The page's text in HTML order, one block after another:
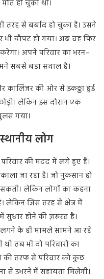
मौतहोचुकीथी।
तरहसेबर्बादहोचुकाहै।उसने
भीचौपटहोगया। अबवहफिर
करेगा। अपनेपरिवारकाभरन–
सबसेबड़ासवालहै।
कालिंजरकीओरसेइकठ्ठाहुई
लेकिनइसदौरानएक
गया।
लोग
परिवारकीमददमेंलगेहुएहैं।
जारहाहै।जोनुकसानहो
सकती।लेकिनलोगोंकाकहना
लेकिनजिसतरहसेक्षेत्रमें
सुधारहोनेकीज़रुरतहै।
लगनेकेहीमामलेसामनेआरहे
थीतबभीदोपरिवारोंका
कीतरफसेपरिवारकोकुछ
सेउभरनेमेंसहायतामिलेगी।